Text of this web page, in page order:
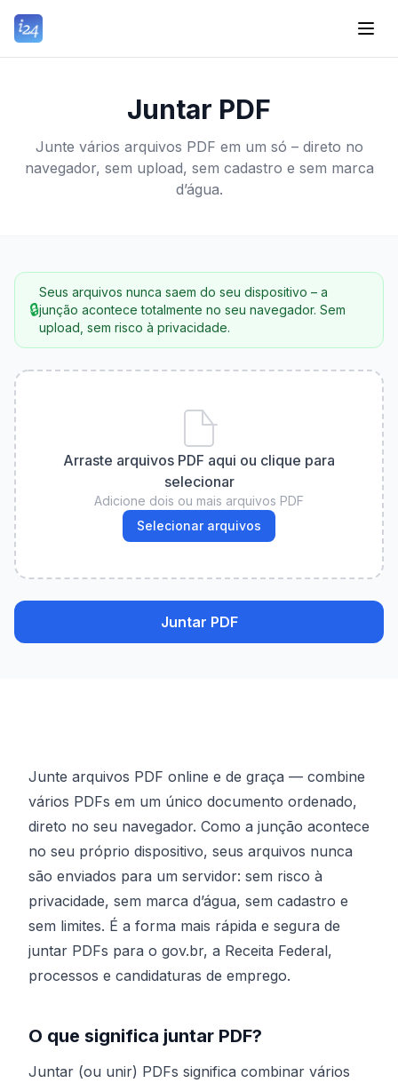
Juntar PDF
Junte vários arquivos PDF em um só – direto no
navegador, sem upload, sem cadastro e sem marca
d’água.
🔒
Seus arquivos nunca saem do seu dispositivo – a
junção acontece totalmente no seu navegador. Sem
upload, sem risco à privacidade.
Arraste arquivos PDF aqui ou clique para
selecionar
Adicione dois ou mais arquivos PDF
Selecionar arquivos
Juntar PDF
Junte arquivos PDF online e de graça — combine
vários PDFs em um único documento ordenado,
direto no seu navegador. Como a junção acontece
no seu próprio dispositivo, seus arquivos nunca
são enviados para um servidor: sem risco à
privacidade, sem marca d’água, sem cadastro e
sem limites. É a forma mais rápida e segura de
juntar PDFs para o gov.br, a Receita Federal,
processos e candidaturas de emprego.
O que significa juntar PDF?
Juntar (ou unir) PDFs significa combinar vários